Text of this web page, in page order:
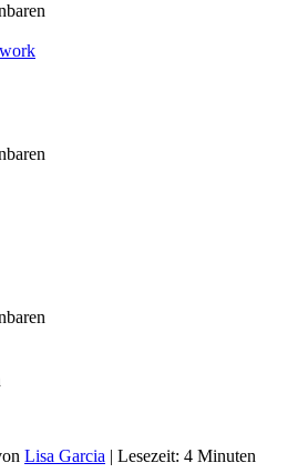
Lisa Garcia | Lesezeit: 4 Minuten